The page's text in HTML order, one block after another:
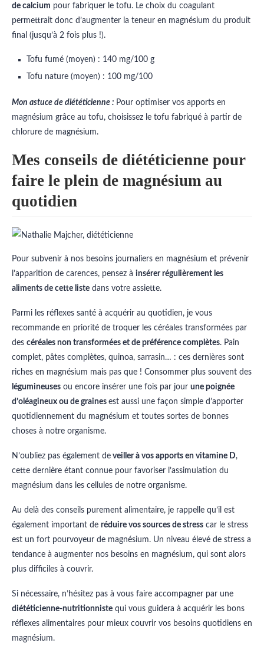
de calcium pour fabriquer le tofu. Le choix du coagulant
permettrait donc d’augmenter la teneur en magnésium du produit
final (jusqu’à 2 fois plus !).
Tofu fumé (moyen) : 140 mg/100 g
Tofu nature (moyen) : 100 mg/100
Mon astuce de diététicienne : Pour optimiser vos apports en
magnésium grâce au tofu, choisissez le tofu fabriqué à partir de
chlorure de magnésium.
Mes conseils de diététicienne pour
faire le plein de magnésium au
quotidien
Pour subvenir à nos besoins journaliers en magnésium et prévenir
l’apparition de carences, pensez à insérer régulièrement les
aliments de cette liste dans votre assiette.
Parmi les réflexes santé à acquérir au quotidien, je vous
recommande en priorité de troquer les céréales transformées par
des céréales non transformées et de préférence complètes. Pain
complet, pâtes complètes, quinoa, sarrasin… : ces dernières sont
riches en magnésium mais pas que ! Consommer plus souvent des
légumineuses ou encore insérer une fois par jour une poignée
d’oléagineux ou de graines est aussi une façon simple d’apporter
quotidiennement du magnésium et toutes sortes de bonnes
choses à notre organisme.
N’oubliez pas également de veiller à vos apports en vitamine D,
cette dernière étant connue pour favoriser l’assimulation du
magnésium dans les cellules de notre organisme.
Au delà des conseils purement alimentaire, je rappelle qu’il est
également important de réduire vos sources de stress car le stress
est un fort pourvoyeur de magnésium. Un niveau élevé de stress a
tendance à augmenter nos besoins en magnésium, qui sont alors
plus difficiles à couvrir.
Si nécessaire, n’hésitez pas à vous faire accompagner par une
diététicienne-nutritionniste qui vous guidera à acquérir les bons
réflexes alimentaires pour mieux couvrir vos besoins quotidiens en
magnésium.